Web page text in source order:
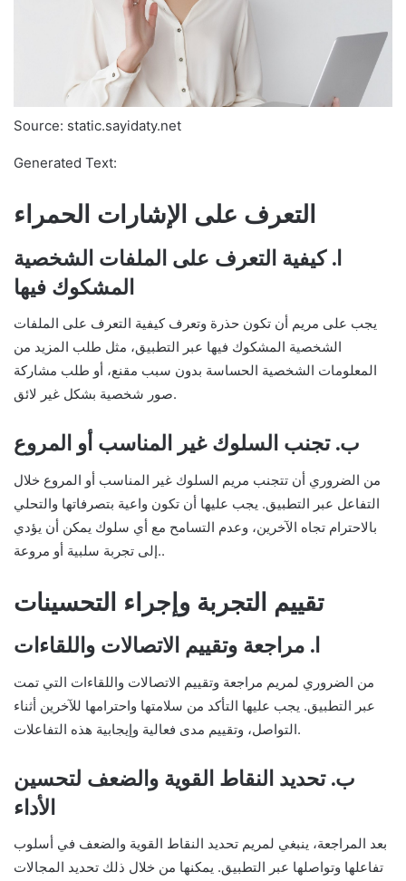
Source: static.sayidaty.net
Generated Text:
التعرف على الإشارات الحمراء
ا. كيفية التعرف على الملفات الشخصية
المشكوك فيها
يجب على مريم أن تكون حذرة وتعرف كيفية التعرف على الملفات
الشخصية المشكوك فيها عبر التطبيق، مثل طلب المزيد من
المعلومات الشخصية الحساسة بدون سبب مقنع، أو طلب مشاركة
صور شخصية بشكل غير لائق.
ب. تجنب السلوك غير المناسب أو المروع
من الضروري أن تتجنب مريم السلوك غير المناسب أو المروع خلال
التفاعل عبر التطبيق. يجب عليها أن تكون واعية بتصرفاتها والتحلي
بالاحترام تجاه الآخرين، وعدم التسامح مع أي سلوك يمكن أن يؤدي
إلى تجربة سلبية أو مروعة..
تقييم التجربة وإجراء التحسينات
ا. مراجعة وتقييم الاتصالات واللقاءات
من الضروري لمريم مراجعة وتقييم الاتصالات واللقاءات التي تمت
عبر التطبيق. يجب عليها التأكد من سلامتها واحترامها للآخرين أثناء
التواصل، وتقييم مدى فعالية وإيجابية هذه التفاعلات.
ب. تحديد النقاط القوية والضعف لتحسين
الأداء
بعد المراجعة، ينبغي لمريم تحديد النقاط القوية والضعف في أسلوب
تفاعلها وتواصلها عبر التطبيق. يمكنها من خلال ذلك تحديد المجالات